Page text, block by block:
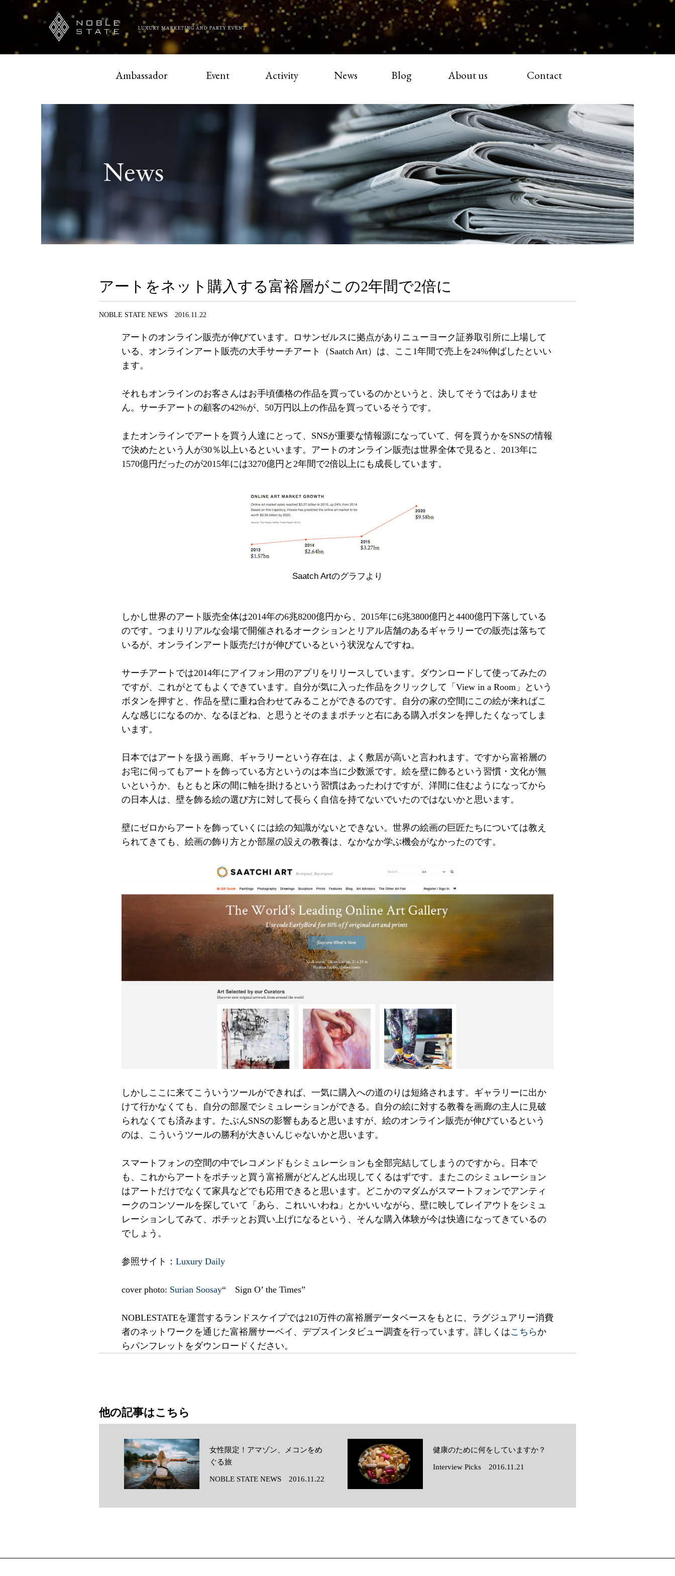
Ambassador Event Activity News Blog About us Contact
アートをネット購入する富裕層がこの2年間で2倍に
NOBLE STATE NEWS 2016.11.22
アートのオンライン販売が伸びています。ロサンゼルスに拠点がありニューヨーク証券取引所に上場して
いる、オンラインアート販売の大手サーチアート（Saatch Art）は、ここ1年間で売上を24%伸ばしたといい
ます。
それもオンラインのお客さんはお手頃価格の作品を買っているのかというと、決してそうではありませ
ん。サーチアートの顧客の42%が、50万円以上の作品を買っているそうです。
またオンラインでアートを買う人達にとって、SNSが重要な情報源になっていて、何を買うかをSNSの情報
で決めたという人が30％以上いるといいます。アートのオンライン販売は世界全体で見ると、2013年に
1570億円だったのが2015年には3270億円と2年間で2倍以上にも成長しています。
Saatch Artのグラフより
しかし世界のアート販売全体は2014年の6兆8200億円から、2015年に6兆3800億円と4400億円下落している
のです。つまりリアルな会場で開催されるオークションとリアル店舗のあるギャラリーでの販売は落ちて
いるが、オンラインアート販売だけが伸びているという状況なんですね。
サーチアートでは2014年にアイフォン用のアプリをリリースしています。ダウンロードして使ってみたの
ですが、これがとてもよくできています。自分が気に入った作品をクリックして「View in a Room」という
ボタンを押すと、作品を壁に重ね合わせてみることができるのです。自分の家の空間にこの絵が来ればこ
んな感じになるのか、なるほどね、と思うとそのままポチッと右にある購入ボタンを押したくなってしま
います。
日本ではアートを扱う画廊、ギャラリーという存在は、よく敷居が高いと言われます。ですから富裕層の
お宅に伺ってもアートを飾っている方というのは本当に少数派です。絵を壁に飾るという習慣・文化が無
いというか、もともと床の間に軸を掛けるという習慣はあったわけですが、洋間に住むようになってから
の日本人は、壁を飾る絵の選び方に対して長らく自信を持てないでいたのではないかと思います。
壁にゼロからアートを飾っていくには絵の知識がないとできない。世界の絵画の巨匠たちについては教え
られてきても、絵画の飾り方とか部屋の設えの教養は、なかなか学ぶ機会がなかったのです。
しかしここに来てこういうツールができれば、一気に購入への道のりは短絡されます。ギャラリーに出か
けて行かなくても、自分の部屋でシミュレーションができる。自分の絵に対する教養を画廊の主人に見破
られなくても済みます。たぶんSNSの影響もあると思いますが、絵のオンライン販売が伸びているという
のは、こういうツールの勝利が大きいんじゃないかと思います。
スマートフォンの空間の中でレコメンドもシミュレーションも全部完結してしまうのですから。日本で
も、これからアートをポチッと買う富裕層がどんどん出現してくるはずです。またこのシミュレーション
はアートだけでなくて家具などでも応用できると思います。どこかのマダムがスマートフォンでアンティ
ークのコンソールを探していて「あら、これいいわね」とかいいながら、壁に映してレイアウトをシミュ
レーションしてみて、ポチッとお買い上げになるという、そんな購入体験が今は快適になってきているの
でしょう。
参照サイト： Luxury Daily
cover photo: Surian Soosay“ Sign O’ the Times”
NOBLESTATEを運営するランドスケイプでは210万件の富裕層データベースをもとに、ラグジュアリー消費
者のネットワークを通じた富裕層サーベイ、デプスインタビュー調査を行っています。詳しくはこちらか
らパンフレットをダウンロードください。
他の記事はこちら
女性限定！アマゾン、メコンをめ
ぐる旅
NOBLE STATE NEWS 2016.11.22
健康のために何をしていますか？
Interview Picks 2016.11.21